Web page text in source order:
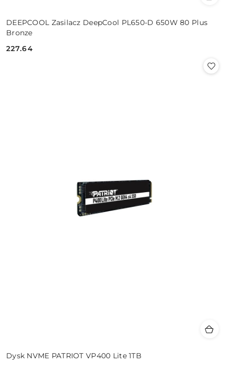
DEEPCOOL Zasilacz DeepCool PL650-D 650W 80 Plus
Bronze
Cena:
227.64
Dysk NVME PATRIOT VP400 Lite 1TB